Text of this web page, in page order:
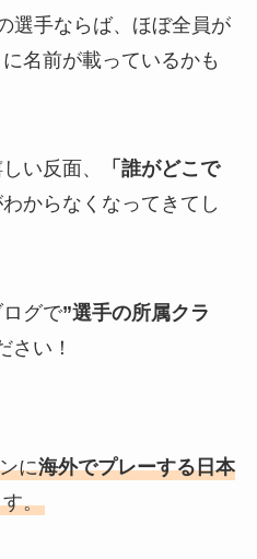
選手ならば、ほぼ全員が
に名前が載っているかも
い反面、
「誰がどこで
わからなくなってきてし
グで”選手の所属クラ
さい！
に海外でプレーする日本
。